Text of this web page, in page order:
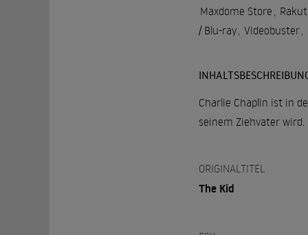
Maxdome Store ,
/ Blu-ray, Videobuster,
Charlie Chaplin ist in
seinem Ziehvater
ORIGINALTITEL
The Kid